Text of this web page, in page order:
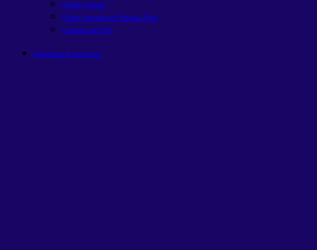
Onde investir
Onde investir em Renda Fixa
Carteira de FIIs
Planilhas financeiras